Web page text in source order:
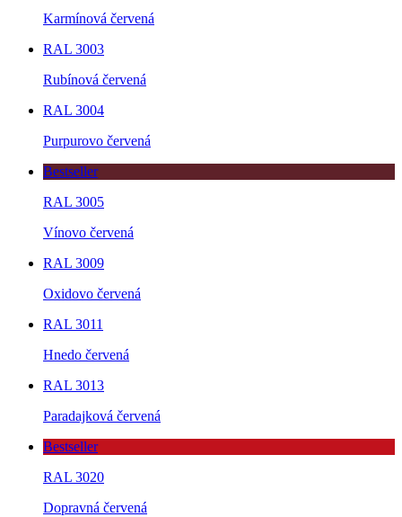
Karmínová červená
RAL 3003
Rubínová červená
RAL 3004
Purpurovo červená
Bestseller
RAL 3005
Vínovo červená
RAL 3009
Oxidovo červená
RAL 3011
Hnedo červená
RAL 3013
Paradajková červená
Bestseller
RAL 3020
Dopravná červená